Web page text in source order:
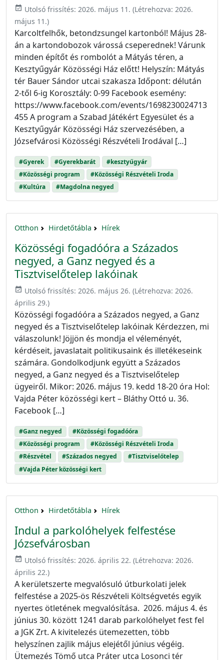
event_available Utolsó frissítés: 2026. május 11. (Létrehozva: 2026.
május 11.)
Karcoltfelhők, betondzsungel kartonból! Május 28-
án a kartondobozok várossá cseperednek! Várunk
minden építőt és rombolót a Mátyás téren, a
Kesztyűgyár Közösségi Ház előtt! Helyszín: Mátyás
tér Bauer Sándor utcai szakasza Időpont: délután
2-től 6-ig Korosztály: 0-99 Facebook esemény:
https://www.facebook.com/events/1698230024713
455 A program a Szabad Játékért Egyesület és a
Kesztyűgyár Közösségi Ház szervezésében, a
Józsefvárosi Közösségi Részvételi Irodával […]
#Gyerek #Gyerekbarát
#kesztyűgyár
#Közösségi program
#Közösségi Részvételi Iroda
#Kultúra
#Magdolna negyed
Otthon Hirdetőtábla Hírek
Közösségi fogadóóra a Százados
negyed, a Ganz negyed és a
Tisztviselőtelep lakóinak
event_available Utolsó frissítés: 2026. május 26. (Létrehozva: 2026.
április 29.)
Közösségi fogadóóra a Százados negyed, a Ganz
negyed és a Tisztviselőtelep lakóinak Kérdezzen, mi
válaszolunk! Jöjjön és mondja el véleményét,
kérdéseit, javaslatait politikusaink és illetékeseink
számára. Gondolkodjunk együtt a Százados
negyed, a Ganz negyed és a Tisztviselőtelep
ügyeiről. Mikor: 2026. május 19. kedd 18-20 óra Hol:
Vajda Péter közösségi kert – Bláthy Ottó u. 36.
Facebook […]
#Ganz negyed
#Közösségi fogadóóra
#Közösségi program
#Közösségi Részvételi Iroda
#Részvétel
#Százados negyed
#Tisztviselőtelep
#Vajda Péter közösségi kert
Otthon Hirdetőtábla Hírek
Indul a parkolóhelyek felfestése
Józsefvárosban
event_available Utolsó frissítés: 2026. április 22. (Létrehozva: 2026.
április 22.)
A kerületszerte megvalósuló útburkolati jelek
felfestése a 2025-ös Részvételi Költségvetés egyik
nyertes ötletének megvalósítása. 2026. május 4. és
június 30. között 1241 darab parkolóhelyet fest fel
a JGK Zrt. A kivitelezés ütemezetten, több
helyszínen zajlik május elejétől június végéig.
Ütemezés Tömő utca Práter utca Losonci tér